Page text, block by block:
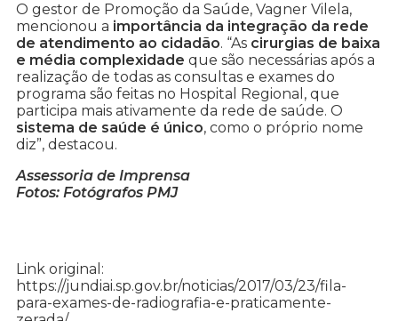
O gestor de Promoção da Saúde, Vagner Vilela,
mencionou a importância da integração da rede
de atendimento ao cidadão. “As cirurgias de baixa
e média complexidade que são necessárias após a
realização de todas as consultas e exames do
programa são feitas no Hospital Regional, que
participa mais ativamente da rede de saúde. O
sistema de saúde é único, como o próprio nome
diz”, destacou.
Assessoria de Imprensa
Fotos: Fotógrafos PMJ
Link original:
https://jundiai.sp.gov.br/noticias/2017/03/23/fila-
para-exames-de-radiografia-e-praticamente-